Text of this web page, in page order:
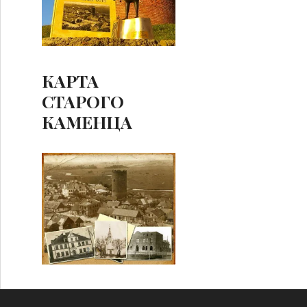
КАРТА
СТАРОГО
КАМЕНЦА